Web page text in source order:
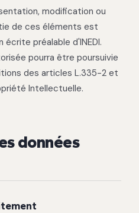
modification ou
de ces éléments est
préalable d'INEDI.
pourra être poursuivie
des articles L.335-2 et
Intellectuelle.
données